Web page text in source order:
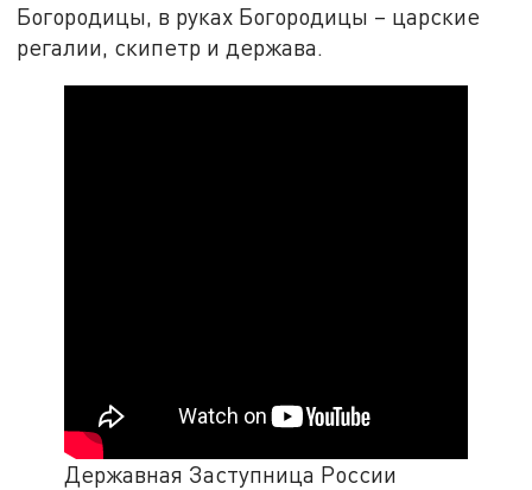
Богородицы, в руках Богородицы – царские
регалии, скипетр и держава.
Державная Заступница России